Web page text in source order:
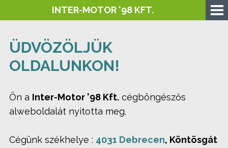
INTER-MOTOR '98 KFT.
ÜDVÖZÖLJÜK
OLDALUNKON!
Ön a Inter-Motor '98 Kft. cégböngészős
alweboldalát nyitotta meg.
Cégünk székhelye : 4031 Debrecen, Köntösgát